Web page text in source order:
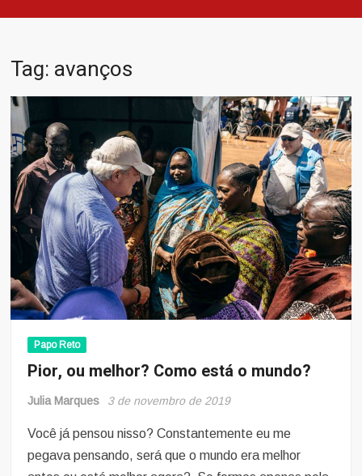
Tag: avanços
Papo Reto
Pior, ou melhor? Como está o mundo?
Julia Marques 3 de novembro de 2019
Você já pensou nisso? Constantemente eu me
pegava pensando, será que o mundo era melhor